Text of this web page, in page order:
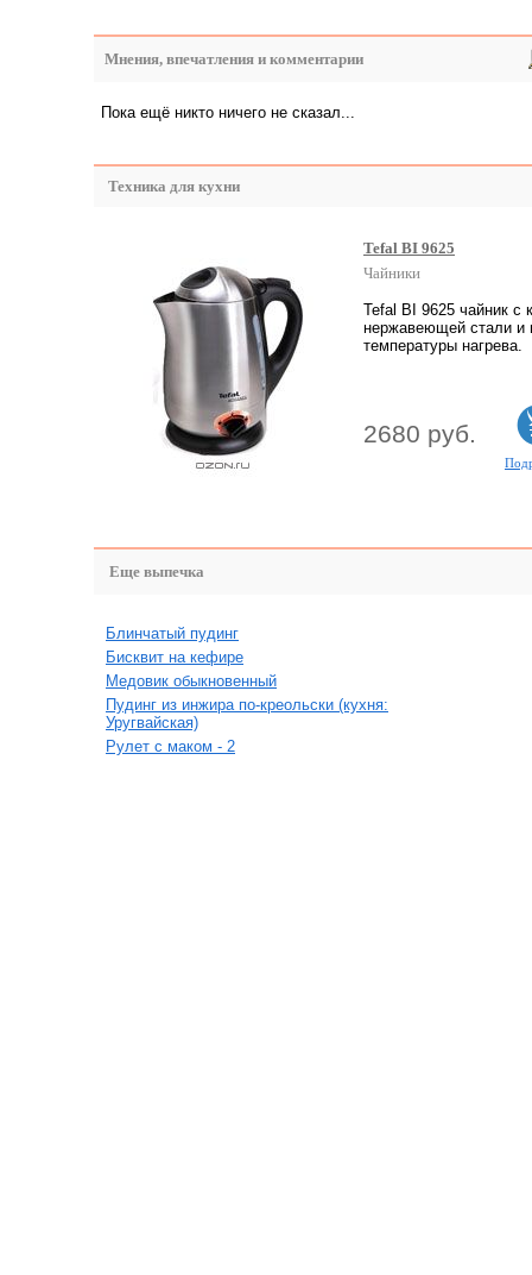
Мнения, впечатления и комментарии
Пока ещё никто ничего не сказал...
Техника для кухни
Tefal BI 9625
Чайники
Tefal BI 9625 чайник с
нержавеющей стали и
температуры нагрева.
2680 руб.
Еще выпечка
Блинчатый пудинг
Бисквит на кефире
Медовик обыкновенный
Пудинг из инжира по-креольски (кухня:
Уругвайская)
Рулет с маком - 2